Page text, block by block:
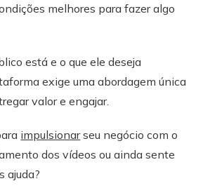
melhores para fazer algo
está e o que ele deseja
exige uma abordagem única
valor e engajar.
impulsionarseu negócio com o
dos vídeos ou ainda sente
ajuda?